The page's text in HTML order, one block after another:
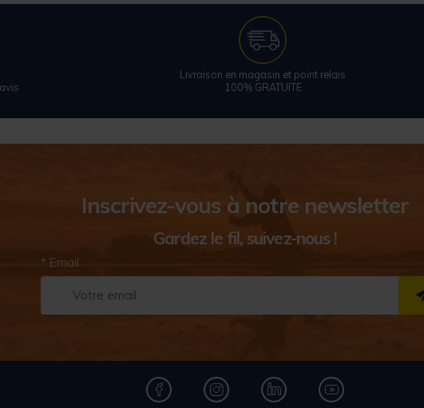
Livraison en magasin et point relais
100% GRATUITE
Inscrivez-vous à notre newsletter
Gardez le fil, suivez-nous !
* Email